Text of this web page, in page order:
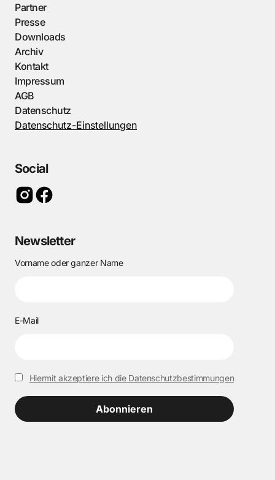
Partner
Presse
Downloads
Archiv
Kontakt
Impressum
AGB
Datenschutz
Datenschutz-Einstellungen
Social
Newsletter
Vorname oder ganzer Name
E-Mail
Hiermit akzeptiere ich die Datenschutzbestimmungen